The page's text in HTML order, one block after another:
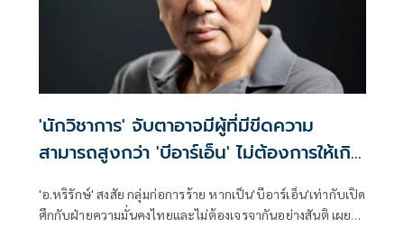
'นักวิชาการ' จับตาอาจมีผู้ที่มีขีดความ
สามารถสูงกว่า 'บีอาร์เอ็น' ไม่ต้องการให้เกิด
'อ.หริรักษ์' สงสัย กลุ่มก่อการร้าย หากเป็น'บีอาร์เอ็น'เท่ากับเปิด
ศึกกับฝ่ายความมั่นคงไทยและไม่ต้องเจรจากันอย่างสันติ เผยวง